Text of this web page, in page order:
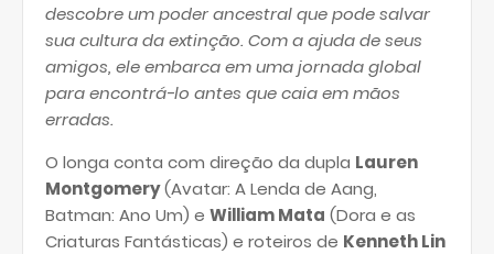
descobre um poder ancestral que pode salvar
sua cultura da extinção. Com a ajuda de seus
amigos, ele embarca em uma jornada global
para encontrá-lo antes que caia em mãos
erradas.
O longa conta com direção da dupla Lauren
Montgomery(Avatar: A Lenda de Aang,
Batman: Ano Um) e William Mata (Dora e as
Criaturas Fantásticas) e roteiros de Kenneth Lin